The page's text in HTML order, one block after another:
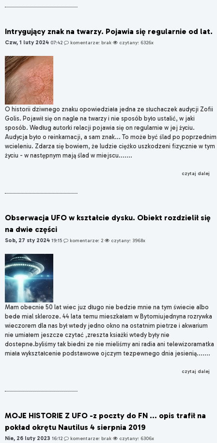
Intrygujący znak na twarzy. Pojawia się regularnie od lat.
Czw, 1 luty 2024 07:42 komentarze: brak czytany: 6326x
O historii dziwnego znaku opowiedziała jedna ze słuchaczek audycji Zofii
Golis. Pojawił się on nagle na twarzy i nie sposób było ustalić, w jaki
sposób. Według autorki relacji pojawia się on regularnie w jej życiu.
Audycja było o reinkarnacji, a sam znak... To może być ślad po poprzednim
wcieleniu. Zdarza się bowiem, że ludzie ciężko uszkodzeni fizycznie w tym
życiu - w następnym mają ślad w miejscu.......
czytaj dalej
Obserwacja UFO w kształcie dysku. Obiekt rozdzielił się
na dwie części
Sob, 27 sty 2024 19:15 komentarze: 2 czytany: 3968x
Mam obecnie 50 lat wiec juz długo nie bedzie mnie na tym świecie albo
bede mial skleroze. 44 lata temu mieszkałam w Bytomiujednyna rozrywka
wieczorem dla nas był wtedy jedno okno na ostatnim pietrze i akwarium
nie umiałem jeszcze czytać ,zreszta ksiażki wtedy były nie
dostepne.byliśmy tak biedni ze nie mieliśmy ani radia ani telewizoramatka
miała wykształcenie podstawowe ojczym tezpewnego dnia jesienią.......
czytaj dalej
MOJE HISTORIE Z UFO -z poczty do FN ... opis trafił na
pokład okrętu Nautilus 4 sierpnia 2019
Nie, 26 luty 2023 16:12 komentarze: brak czytany: 6306x